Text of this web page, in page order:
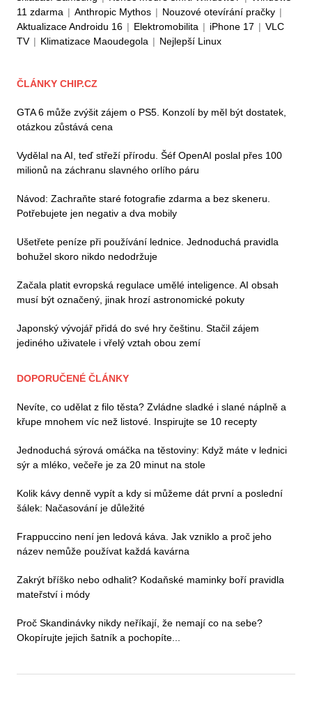
11 zdarma | Anthropic Mythos | Nouzové otevírání pračky |
Aktualizace Androidu 16 | Elektromobilita | iPhone 17 | VLC
TV | Klimatizace Maoudegola | Nejlepší Linux
ČLÁNKY CHIP.CZ
GTA 6 může zvýšit zájem o PS5. Konzolí by měl být dostatek,
otázkou zůstává cena
Vydělal na AI, teď střeží přírodu. Šéf OpenAI poslal přes 100
milionů na záchranu slavného orlího páru
Návod: Zachraňte staré fotografie zdarma a bez skeneru.
Potřebujete jen negativ a dva mobily
Ušetřete peníze při používání lednice. Jednoduchá pravidla
bohužel skoro nikdo nedodržuje
Začala platit evropská regulace umělé inteligence. AI obsah
musí být označený, jinak hrozí astronomické pokuty
Japonský vývojář přidá do své hry češtinu. Stačil zájem
jediného uživatele i vřelý vztah obou zemí
DOPORUČENÉ ČLÁNKY
Nevíte, co udělat z filo těsta? Zvládne sladké i slané náplně a
křupe mnohem víc než listové. Inspirujte se 10 recepty
Jednoduchá sýrová omáčka na těstoviny: Když máte v lednici
sýr a mléko, večeře je za 20 minut na stole
Kolik kávy denně vypít a kdy si můžeme dát první a poslední
šálek: Načasování je důležité
Frappuccino není jen ledová káva. Jak vzniklo a proč jeho
název nemůže používat každá kavárna
Zakrýt bříško nebo odhalit? Kodaňské maminky boří pravidla
mateřství i módy
Proč Skandinávky nikdy neříkají, že nemají co na sebe?
Okopírujte jejich šatník a pochopíte...